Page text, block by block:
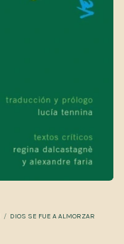
/ DIOS SE FUE A ALMORZAR